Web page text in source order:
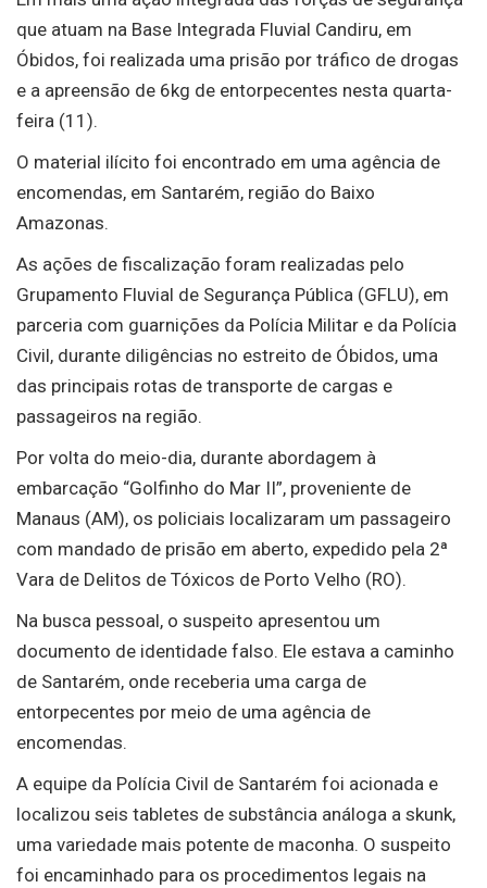
que atuam na Base Integrada Fluvial Candiru, em
Óbidos, foi realizada uma prisão por tráfico de drogas
e a apreensão de 6kg de entorpecentes nesta quarta-
feira (11).
O material ilícito foi encontrado em uma agência de
encomendas, em Santarém, região do Baixo
Amazonas.
As ações de fiscalização foram realizadas pelo
Grupamento Fluvial de Segurança Pública (GFLU), em
parceria com guarnições da Polícia Militar e da Polícia
Civil, durante diligências no estreito de Óbidos, uma
das principais rotas de transporte de cargas e
passageiros na região.
Por volta do meio-dia, durante abordagem à
embarcação “Golfinho do Mar II”, proveniente de
Manaus (AM), os policiais localizaram um passageiro
com mandado de prisão em aberto, expedido pela 2ª
Vara de Delitos de Tóxicos de Porto Velho (RO).
Na busca pessoal, o suspeito apresentou um
documento de identidade falso. Ele estava a caminho
de Santarém, onde receberia uma carga de
entorpecentes por meio de uma agência de
encomendas.
A equipe da Polícia Civil de Santarém foi acionada e
localizou seis tabletes de substância análoga a skunk,
uma variedade mais potente de maconha. O suspeito
foi encaminhado para os procedimentos legais na